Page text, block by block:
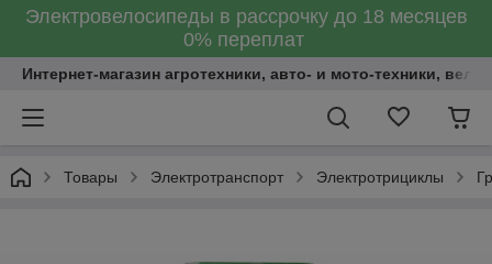
Электровелосипеды в рассрочку до 18 месяцев
0% переплат
Интернет-магазин агротехники, авто- и мото-техники,
Товары Электротранспорт Электротрициклы